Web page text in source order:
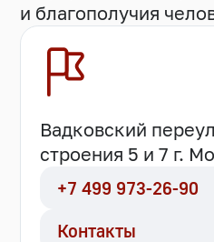
и благополучия
Вадковский
строения 5 и 7 г.
+7 499 973-26-90
Контакты